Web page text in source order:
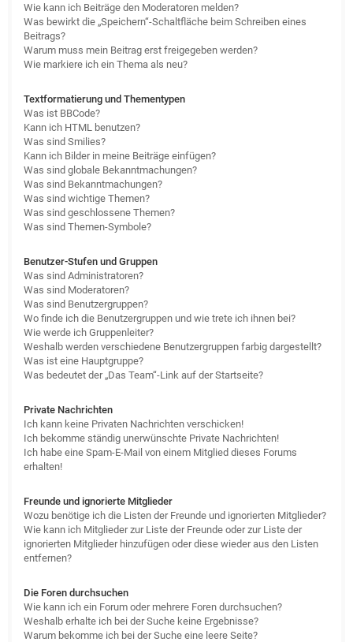
Wie kann ich Beiträge den Moderatoren melden?
Was bewirkt die „Speichern“-Schaltfläche beim Schreiben eines
Beitrags?
Warum muss mein Beitrag erst freigegeben werden?
Wie markiere ich ein Thema als neu?
Textformatierung und Thementypen
Was ist BBCode?
Kann ich HTML benutzen?
Was sind Smilies?
Kann ich Bilder in meine Beiträge einfügen?
Was sind globale Bekanntmachungen?
Was sind Bekanntmachungen?
Was sind wichtige Themen?
Was sind geschlossene Themen?
Was sind Themen-Symbole?
Benutzer-Stufen und Gruppen
Was sind Administratoren?
Was sind Moderatoren?
Was sind Benutzergruppen?
Wo finde ich die Benutzergruppen und wie trete ich ihnen bei?
Wie werde ich Gruppenleiter?
Weshalb werden verschiedene Benutzergruppen farbig dargestellt?
Was ist eine Hauptgruppe?
Was bedeutet der „Das Team“-Link auf der Startseite?
Private Nachrichten
Ich kann keine Privaten Nachrichten verschicken!
Ich bekomme ständig unerwünschte Private Nachrichten!
Ich habe eine Spam-E-Mail von einem Mitglied dieses Forums
erhalten!
Freunde und ignorierte Mitglieder
Wozu benötige ich die Listen der Freunde und ignorierten Mitglieder?
Wie kann ich Mitglieder zur Liste der Freunde oder zur Liste der
ignorierten Mitglieder hinzufügen oder diese wieder aus den Listen
entfernen?
Die Foren durchsuchen
Wie kann ich ein Forum oder mehrere Foren durchsuchen?
Weshalb erhalte ich bei der Suche keine Ergebnisse?
Warum bekomme ich bei der Suche eine leere Seite?